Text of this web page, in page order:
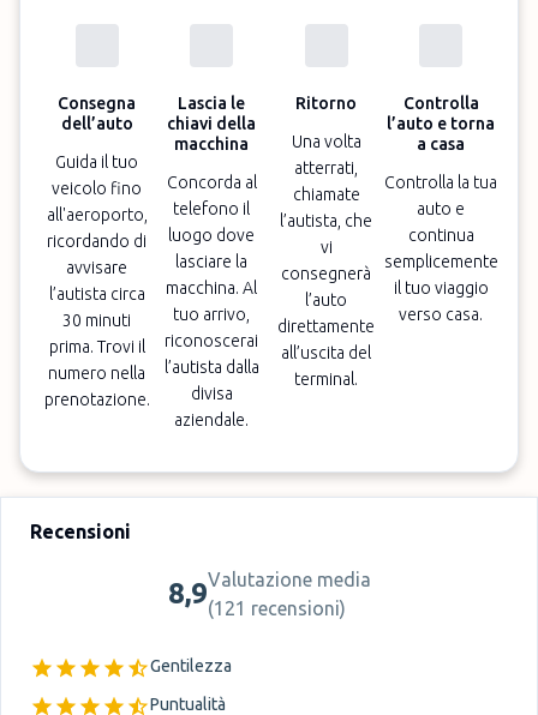
Consegna
dell’auto
Guida il tuo
veicolo fino
all'aeroporto,
ricordando di
avvisare
l’autista circa
30 minuti
prima. Trovi il
numero nella
prenotazione.
Lascia le
chiavi della
macchina
Concorda al
telefono il
luogo dove
lasciare la
macchina. Al
tuo arrivo,
riconoscerai
l’autista dalla
divisa
aziendale.
Ritorno
Una volta
atterrati,
chiamate
l’autista, che
vi
consegnerà
l’auto
direttamente
all’uscita del
terminal.
Controlla
l’auto e torna
a casa
Controlla la tua
auto e
continua
semplicemente
il tuo viaggio
verso casa.
Recensioni
8,9Valutazione media
(121 recensioni)
Gentilezza
Puntualità